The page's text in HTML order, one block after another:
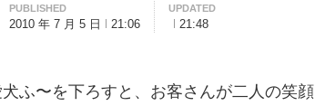
PUBLISHED
2010 年 7 月 5 日 21:06
UPDATED
21:48
ふ〜を下ろすと、お客さんが二人の笑顔